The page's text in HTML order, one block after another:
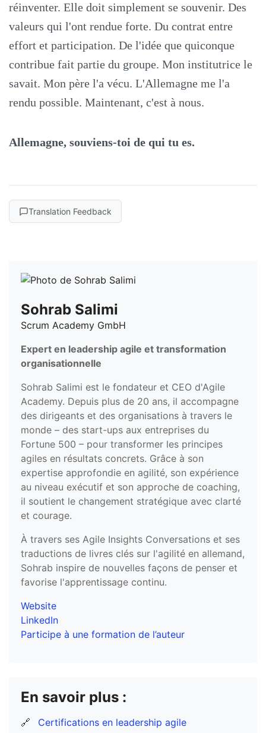
réinventer. Elle doit simplement se souvenir. Des
valeurs qui l'ont rendue forte. Du contrat entre
effort et participation. De l'idée que quiconque
contribue fait partie du groupe. Mon institutrice le
savait. Mon père l'a vécu. L'Allemagne me l'a
rendu possible. Maintenant, c'est à nous.
Allemagne, souviens-toi de qui tu es.
Translation Feedback
Sohrab Salimi
Scrum Academy GmbH
Expert en leadership agile et transformation
organisationnelle
Sohrab Salimi est le fondateur et CEO d'Agile
Academy. Depuis plus de 20 ans, il accompagne
des dirigeants et des organisations à travers le
monde – des start-ups aux entreprises du
Fortune 500 – pour transformer les principes
agiles en résultats concrets. Grâce à son
expertise approfondie en agilité, son expérience
au niveau exécutif et son approche de coaching,
il soutient le changement stratégique avec clarté
et courage.
À travers ses Agile Insights Conversations et ses
traductions de livres clés sur l'agilité en allemand,
Sohrab inspire de nouvelles façons de penser et
favorise l'apprentissage continu.
Website
LinkedIn
Participe à une formation de l’auteur
En savoir plus :
🔗
Certifications en leadership agile